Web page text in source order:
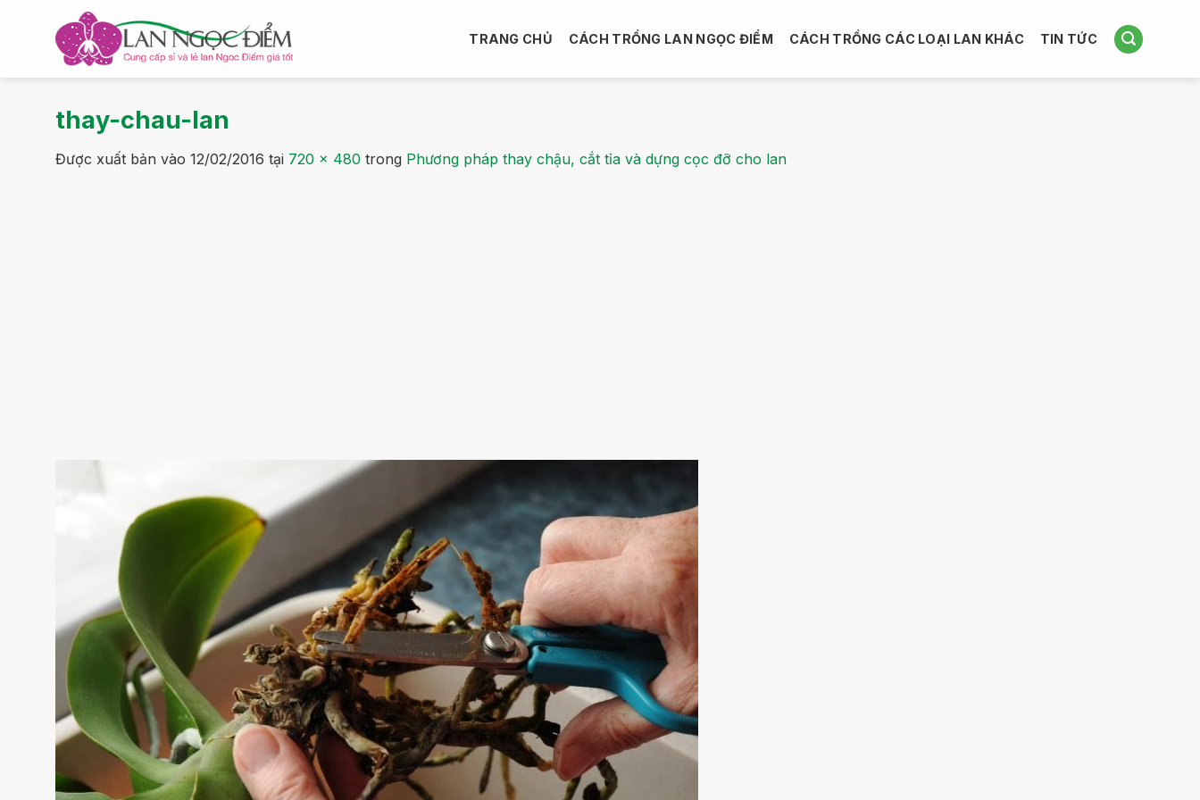
dung
TRANG CHỦ CÁCH TRỒNG LAN NGỌC ĐIỂM CÁCH TRỒNG CÁC LOẠI LAN KHÁC TIN TỨC
thay-chau-lan
Được xuất bản vào 12/02/2016 tại 720 × 480 trong Phương pháp thay chậu, cắt tỉa và dựng cọc đỡ cho lan